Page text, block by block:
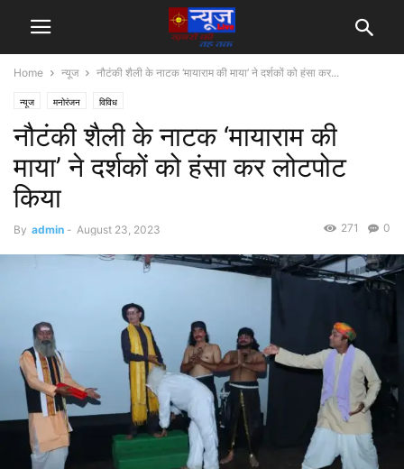
Home न्यूज नौटंकी शैली के नाटक ‘मायाराम की माया’ ने दर्शकों को हंसा कर...
न्यूज मनोरंजन विविध
नौटंकी शैली के नाटक ‘मायाराम की
माया’ ने दर्शकों को हंसा कर लोटपोट
किया
By admin - August 23, 2023 0
271